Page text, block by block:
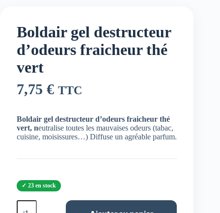
Boldair gel destructeur
d’odeurs fraicheur thé
vert
7,75 € TTC
Boldair gel destructeur d’odeurs fraicheur thé
vert, neutralise toutes les mauvaises odeurs (tabac,
cuisine, moisissures…) Diffuse un agréable parfum.
23 en stock
quantité